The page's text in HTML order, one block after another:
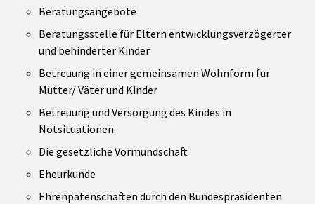
Beratungsangebote
Beratungsstelle für Eltern entwicklungsverzögerter
und behinderter Kinder
Betreuung in einer gemeinsamen Wohnform für
Mütter/ Väter und Kinder
Betreuung und Versorgung des Kindes in
Notsituationen
Die gesetzliche Vormundschaft
Eheurkunde
Ehrenpatenschaften durch den Bundespräsidenten